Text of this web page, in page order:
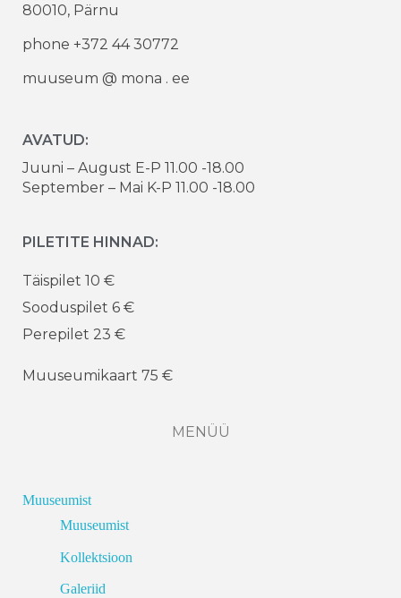
80010, Pärnu
phone +372 44 30772
muuseum @ mona . ee
AVATUD:
Juuni – August E-P 11.00 -18.00
September – Mai K-P 11.00 -18.00
PILETITE HINNAD:
Täispilet 10 €
Sooduspilet 6 €
Perepilet 23 €
Muuseumikaart 75 €
MENÜÜ
Muuseumist
Muuseumist
Kollektsioon
Galeriid